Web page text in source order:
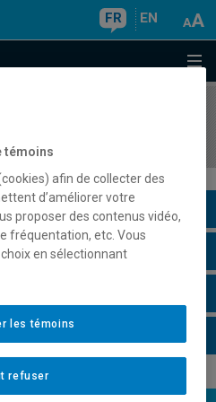
FR EN
témoins
afin de collecter des
d’améliorer votre
proposer des contenus vidéo,
fréquentation, etc. Vous
en sélectionnant
refuser
les témoins